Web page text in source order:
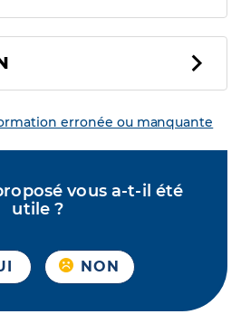
erronée ou manquante
vous a-t-il été
utile ?
NON